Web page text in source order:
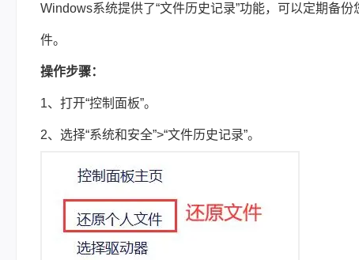
Windows系统提供了“文件历史记录”功能，可以定期备
件。
操作步骤：
1、打开“控制面板”。
2、选择“系统和安全”>“文件历史记录”。